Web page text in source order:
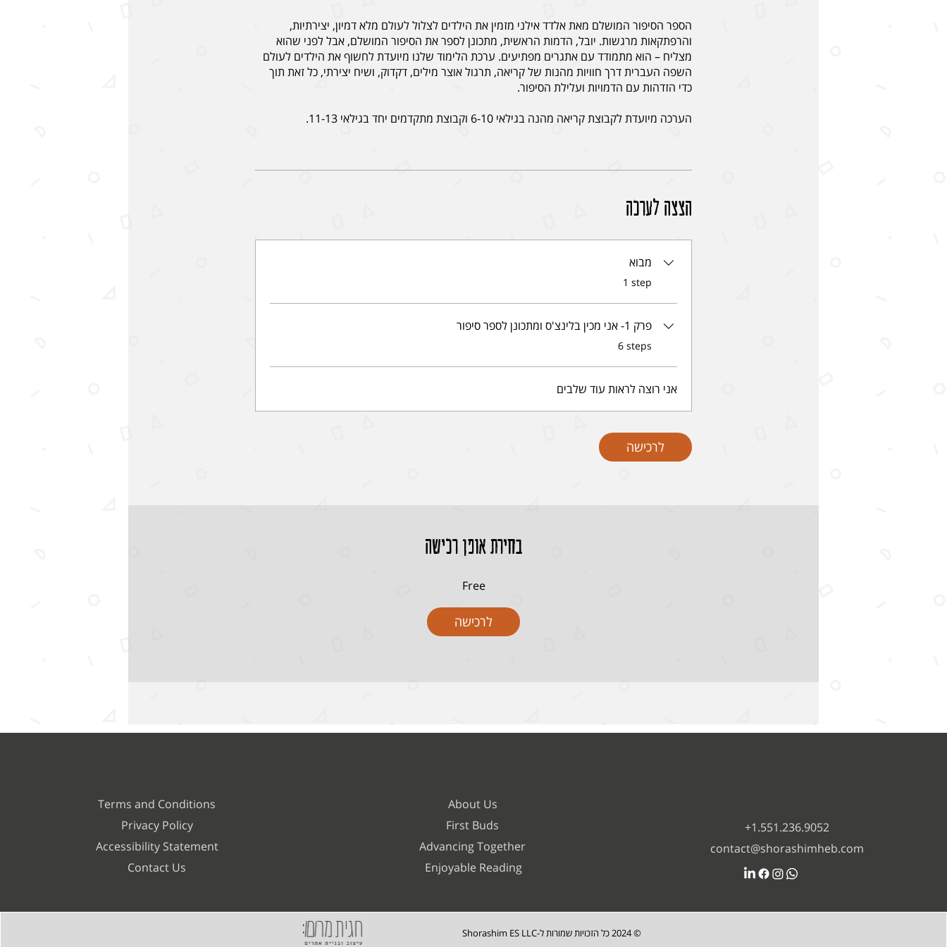
הספר הסיפור המושלם מאת אלדד אילני מזמין את הילדים לצלול לעולם מלא דמיון, יצירתיות,
והרפתקאות מרגשות. יובל, הדמות הראשית, מתכונן לספר את הסיפור המושלם, אבל לפני שהוא
מצליח – הוא מתמודד עם אתגרים מפתיעים. ערכת הלימוד שלנו מיועדת לחשוף את הילדים לעולם
השפה העברית דרך חוויות מהנות של קריאה, תרגול אוצר מילים, דקדוק, ושיח יצירתי, כל זאת תוך
הערכה מיועדת לקבוצת קריאה מהנה בגילאי 6-10 וקבוצת מתקדמים יחד בגילאי 11-13.
הצצה לערכה
מבוא
1 step
פרק 1- אני מכין בלינצ'ס ומתכונן לספר סיפור
6 steps
אני רוצה לראות עוד שלבים
לרכישה
בחירת אופן רכישה
Free
לרכישה
Terms and Conditions
Privacy Policy
Accessibility Statement
Contact Us
About Us
First Buds
Advancing Together
Enjoyable Reading
+1.551.236.9052
contact@shorashimheb.com
© 2024 כל הזכויות שמורות ל-Shorashim ES LLC